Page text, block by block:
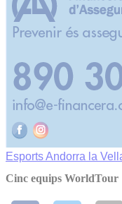
EsportsAndorra la
Cinc equips WorldTour